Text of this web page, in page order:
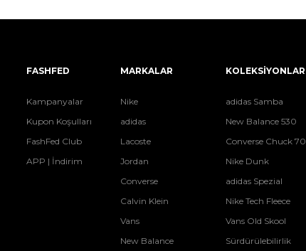
FASHFED
Kampanyalar
Kupon Koşulları
FashFed Club
APP | İndirim
MARKALAR
Nike
adidas
Lacoste
Jordan
Converse
Calvin Klein
Vans
New Balance
KOLEKSİYONLAR
adidas Samba
New Balance 530
Converse Chuck 70
Nike Dunk
adidas Spezial
Nike Tech Fleece
Vans Old Skool
Sürdürülebilirlik